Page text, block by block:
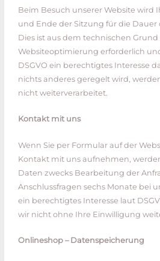
Beim Besuch unserer Website wird
und Ende der Sitzung für die Dauer
Dies ist aus dem technischen Grund
Websiteoptimierung erforderlich
DSGVO ein berechtigtes Interesse
nichts anderes geregelt wird,
nicht weiterverarbeitet.
Kontakt mit uns
Wenn Sie per Formular auf der
Kontakt mit uns aufnehmen,
Daten zwecks Bearbeitung der
Anschlussfragen sechs Monate bei
ein berechtigtes Interesse laut
wir nicht ohne Ihre Einwilligung
Onlineshop – Datenspeicherung